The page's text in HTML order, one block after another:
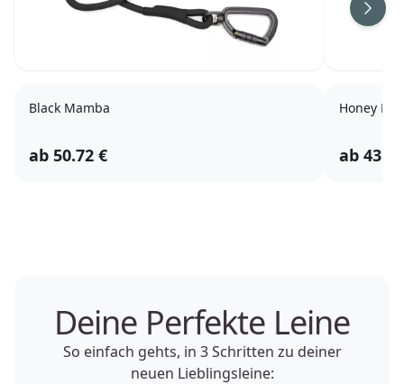
Black Mamba
ab 50.72 €
Honey
ab 43.12
Deine Perfekte Leine
So einfach gehts, in 3 Schritten zu deiner
neuen Lieblingsleine: